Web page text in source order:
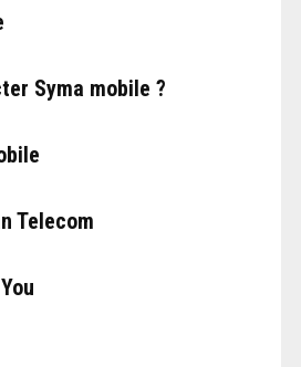
Syma mobile ?
Telecom